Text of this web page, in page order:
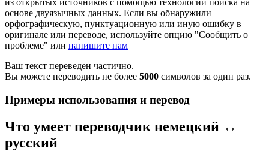
из открытых источников с помощью технологии поиска на
основе двуязычных данных. Если вы обнаружили
орфографическую, пунктуационную или иную ошибку в
оригинале или переводе, используйте опцию "Сообщить о
проблеме" или напишите нам
Ваш текст переведен частично.
Вы можете переводить не более 5000 символов за один раз.
Примеры использования и перевод
Что умеет переводчик немецкий ↔
русский